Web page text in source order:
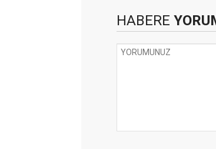
HABERE